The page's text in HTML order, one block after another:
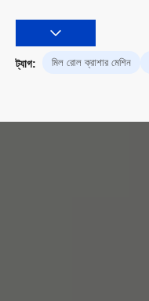
ট্যাগ: মিল রোল ক্রাশার মেশিন